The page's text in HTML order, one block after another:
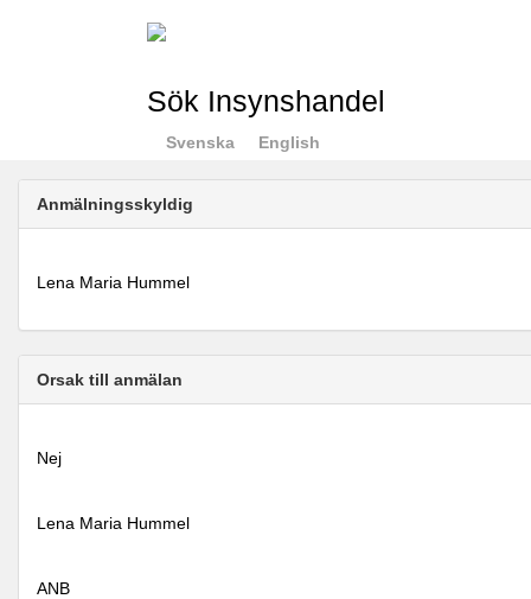
Sök Insynshandel
Svenska English
Anmälningsskyldig
Lena Maria Hummel
Orsak till anmälan
Nej
Lena Maria Hummel
ANB